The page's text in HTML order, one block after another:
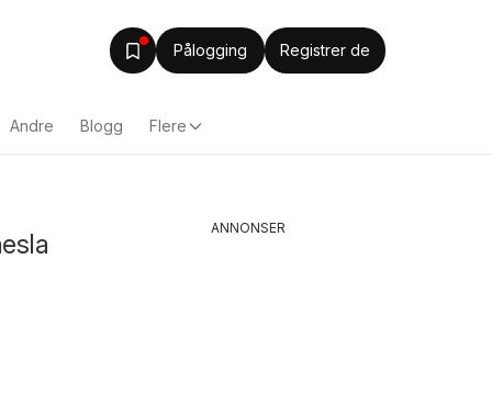
Pålogging Registrer de
Andre Blogg Flere
ANNONSER